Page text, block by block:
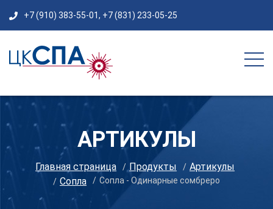
+7 (910) 383-55-01, +7 (831) 233-05-25
АРТИКУЛЫ
Главная страница Продукты
Артикулы
Сопла
Сопла - Одинарные сомбреро